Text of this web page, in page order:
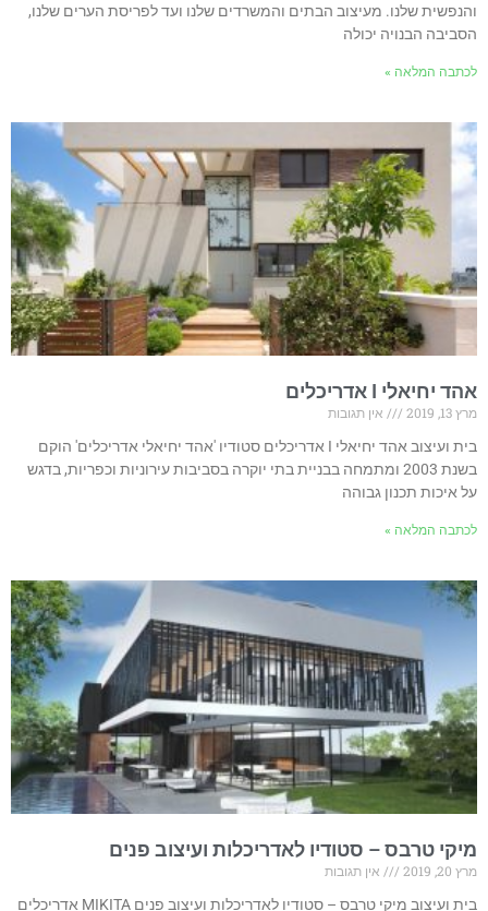
והנפשית שלנו. מעיצוב הבתים והמשרדים שלנו ועד לפריסת הערים שלנו,
הסביבה הבנויה יכולה
לכתבה המלאה »
אהד יחיאלי I אדריכלים
מרץ 13, 2019
אין תגובות
בית ועיצוב אהד יחיאלי I אדריכלים סטודיו 'אהד יחיאלי אדריכלים' הוקם
בשנת 2003 ומתמחה בבניית בתי יוקרה בסביבות עירוניות וכפריות, בדגש
על איכות תכנון גבוהה
לכתבה המלאה »
מיקי טרבס – סטודיו לאדריכלות ועיצוב פנים
מרץ 20, 2019
אין תגובות
בית ועיצוב מיקי טרבס – סטודיו לאדריכלות ועיצוב פנים MIKITA אדריכלים